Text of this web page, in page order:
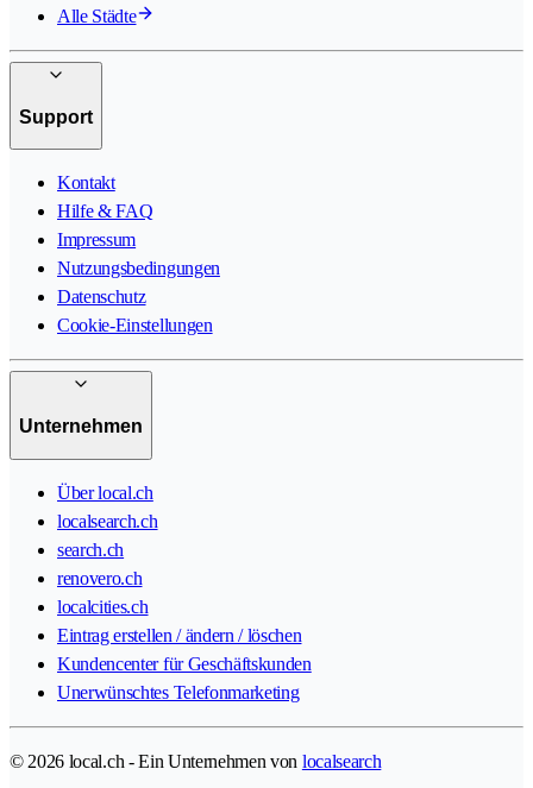
Alle Städte
Support
Kontakt
Hilfe & FAQ
Impressum
Nutzungsbedingungen
Datenschutz
Cookie-Einstellungen
Unternehmen
Über local.ch
localsearch.ch
search.ch
renovero.ch
localcities.ch
Eintrag erstellen / ändern / löschen
Kundencenter für Geschäftskunden
Unerwünschtes Telefonmarketing
© 2026 local.ch - Ein Unternehmen von localsearch